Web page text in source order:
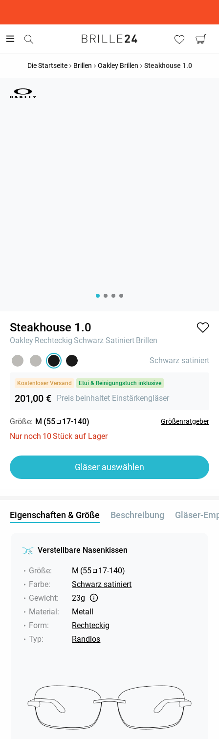
Die Startseite Brillen Oakley Brillen Steakhouse 1.0
Steakhouse 1.0
Oakley Rechteckig Schwarz Satiniert Brillen
Schwarz satiniert
Kostenloser Versand Etui & Reinigungstuch inklusive
201,00 € Preis beinhaltet Einstärkengläser
Größe: M (55 17-140) Größenratgeber
Nur noch 10 Stück auf Lager
Gläser auswählen
Eigenschaften & Größe Beschreibung Gläser-
Verstellbare Nasenkissen
Größe: M (55 17-140)
Farbe:
Schwarz satiniert
Gewicht:
23g
Material:
Metall
Form:
Rechteckig
Typ: Randlos